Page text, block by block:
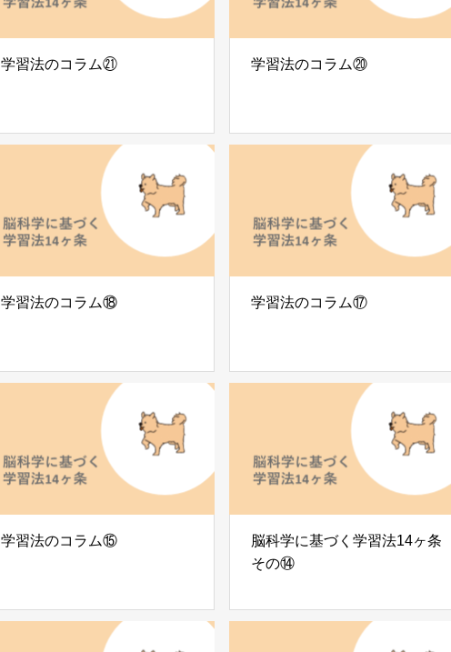
学習法のコラム㉑ 学習法のコラム⑳
学習法のコラム⑱ 学習法のコラム⑰
学習法のコラム⑮
脳科学に基づく学習法14ヶ条
その⑭